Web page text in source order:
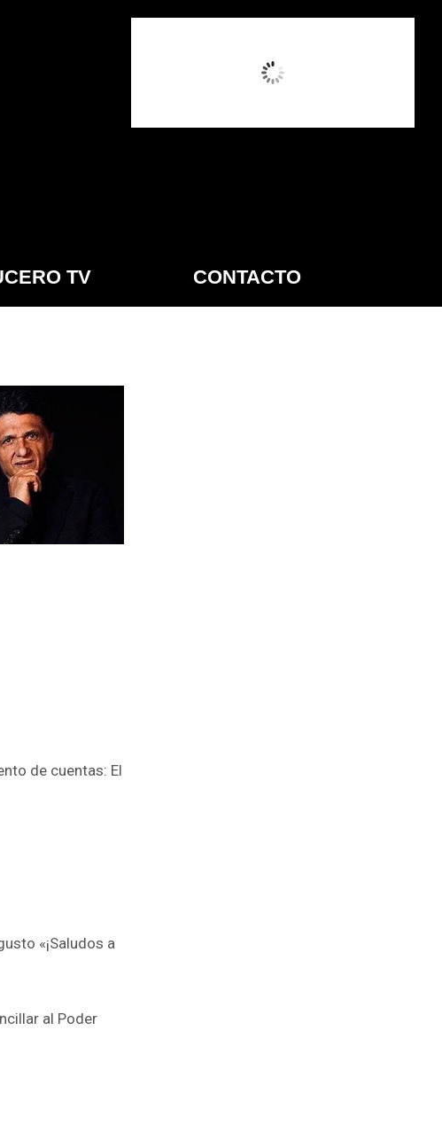
TV CONTACTO
de cuentas: El
«¡Saludos a
al Poder